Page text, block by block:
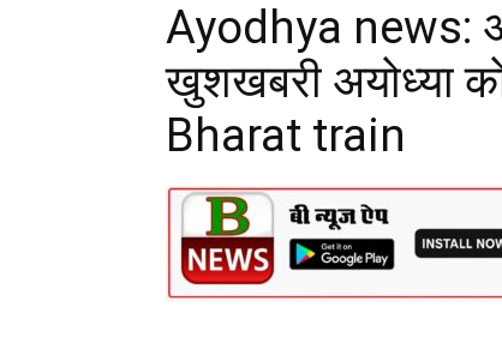
Ayodhya news:
खुशखबरी अयोध्या
Bharat train